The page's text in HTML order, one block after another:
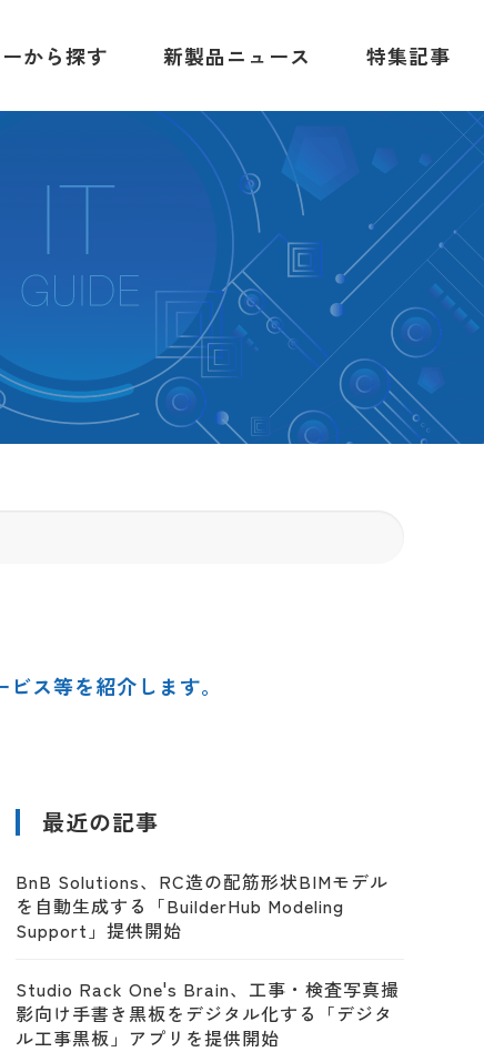
から探す 新製品ニュース 特集記事
ス等を紹介します。
最近の記事
BnB Solutions、RC造の配筋形状BIMモデル
を自動生成する「BuilderHub Modeling
Support」提供開始
Studio Rack One's Brain、工事・検査写真撮
影向け手書き黒板をデジタル化する「デジタ
ル工事黒板」アプリを提供開始